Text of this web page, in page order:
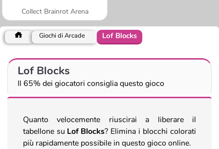
Collect Brainrot Arena
Giochi di Arcade Lof Blocks
Lof Blocks
Il 65% dei giocatori consiglia questo gioco
Quanto velocemente riuscirai a liberare il
tabellone su Lof Blocks? Elimina i blocchi colorati
più rapidamente possibile in questo gioco online.